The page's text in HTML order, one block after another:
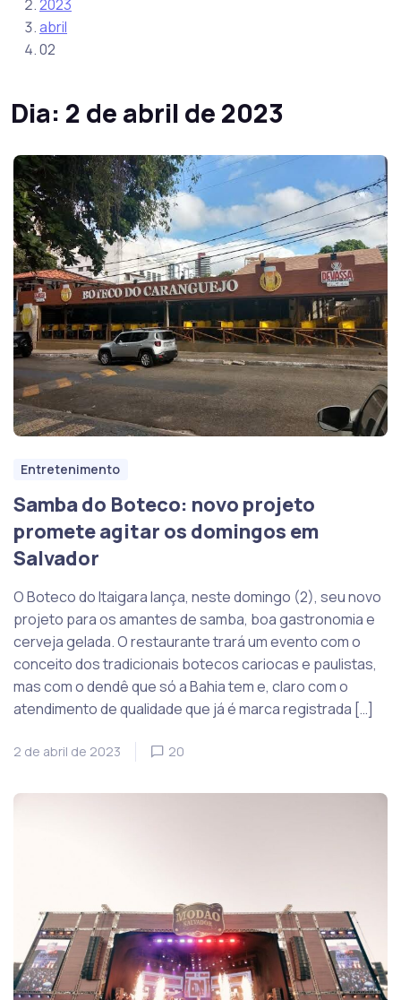
2023
abril
02
Dia: 2 de abril de 2023
Entretenimento
Samba do Boteco: novo projeto
promete agitar os domingos em
Salvador
O Boteco do Itaigara lança, neste domingo (2), seu novo
projeto para os amantes de samba, boa gastronomia e
cerveja gelada. O restaurante trará um evento com o
conceito dos tradicionais botecos cariocas e paulistas,
mas com o dendê que só a Bahia tem e, claro com o
atendimento de qualidade que já é marca registrada […]
2 de abril de 2023 20